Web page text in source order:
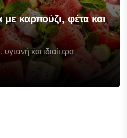
καρπούζι, φέτα και
και ιδιαίτερα